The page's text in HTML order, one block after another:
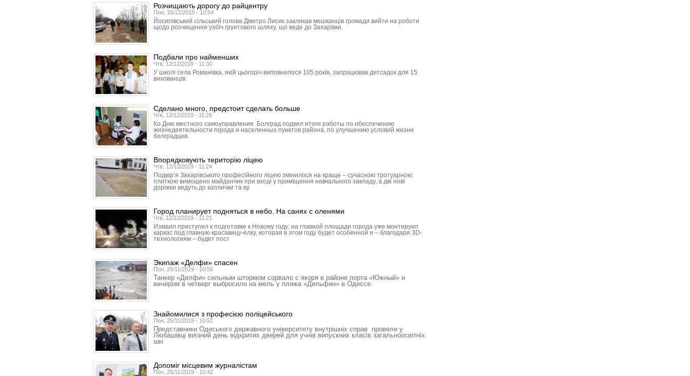
Розчищають дорогу до райцентру
Пон, 16/12/2019 - 10:54
Йосипівський сільський голова Дмитро Лисик закликав мешканців громади вийти на роботи
щодо розчищення узбіч грунтового шляху, що веде до Захарівки.
Подбали про найменших
Чтв, 12/12/2019 - 11:30
У школі села Романівка, якій цьогоріч виповнилося 105 років, запрацював дитсадок для 15
вихованців.
Сделано много, предстоит сделать больше
Чтв, 12/12/2019 - 11:26
Ко Дню местного самоуправления Болград подвел итоги работы по обеспечению
жизнедеятельности города и населенных пунктов района, по улучшению условий жизни
болградцев.
Впорядковують територію ліцею
Чтв, 12/12/2019 - 11:24
Подвір’я Захарівського професійного ліцею змінилося на краще – сучасною тротуарною
плиткою вимощено майданчик при вході у приміщення навчального закладу, а дві нові
доріжки ведуть до каплички та ву
Город планирует подняться в небо. На санях с оленями
Чтв, 12/12/2019 - 11:21
Измаил приступил к подготовке к Новому году: на главной площади города уже монтируют
каркас под главную красавицу-елку, которая в этом году будет особенной и – благодаря 3D-
технологиям – будет пост
Экипаж «Делфи» спасен
Пон, 25/11/2019 - 10:56
Танкер «Делфи» сильным штормом сорвало с якоря в районе порта «Южный» и
вечером в четверг выбросило на мель у пляжа «Дельфин» в Одессе.
Знайомилися з професією поліцейського
Пон, 25/11/2019 - 10:52
Представники Одеського державного університету внутрішніх справ провели у
Любашівці виїзний день відкритих дверей для учнів випускних класів загальноосвітніх
шкі
Допоміг місцевим журналістам
Пон, 25/11/2019 - 10:42